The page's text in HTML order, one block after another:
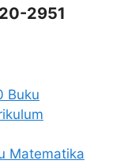
2951
Buku
Matematika